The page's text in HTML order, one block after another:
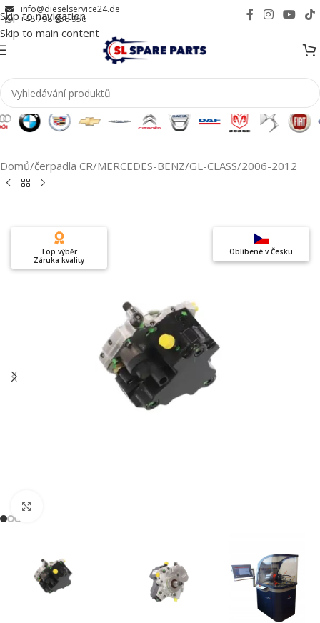
Skip to navigation
Skip to main content
info@dieselservice24.de
+48 798 956 956
Domů/čerpadla CR/MERCEDES-BENZ/GL-CLASS/2006-2012
Oblíbené v Česku
Top výběr
Záruka kvality